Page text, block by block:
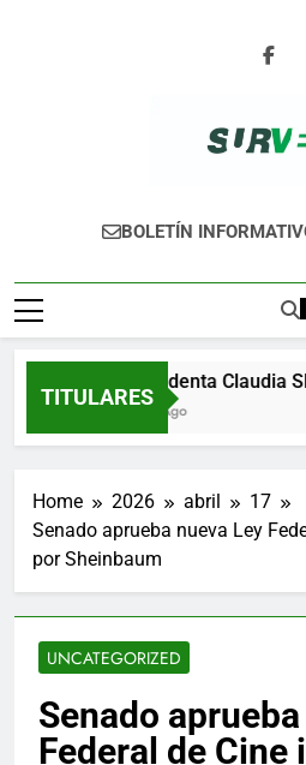
BOLETÍN
TITULARES
Presidenta Claudia
1 Día Ago
Home 2026 abril
17
Senado aprueba nueva Ley
por Sheinbaum
UNCATEGORIZED
Senado
Federal de Cine